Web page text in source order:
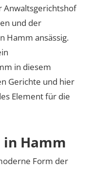
Anwaltsgerichtshof
und der
Hamm ansässig.
in diesem
Gerichte und hier
Element für die
in Hamm
Form der